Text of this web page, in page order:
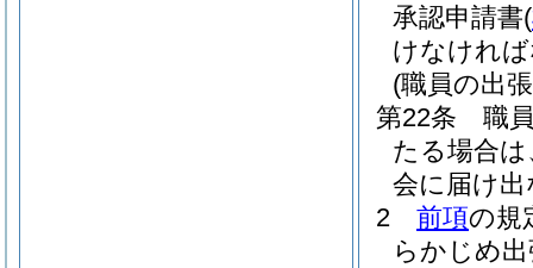
承認申請書(
けなけれ
(職員の出
第22条
職
たる場合
会に届け
2
前項の規
らかじめ